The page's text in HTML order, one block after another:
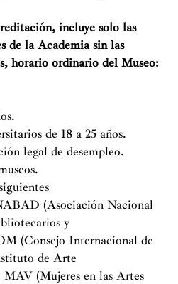
incluye solo las
de la Academia sin las
horario ordinario del Museo:
de 18 a 25 años.
legal de desempleo.
(Asociación Nacional
y
(Consejo Internacional de
de Arte
MAV (Mujeres en las Artes